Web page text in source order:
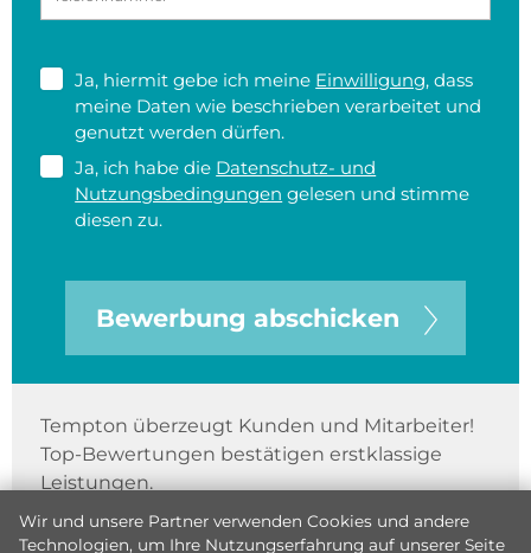
Ja, hiermit gebe ich meine Einwilligung, dass
meine Daten wie beschrieben verarbeitet und
genutzt werden dürfen.
Ja, ich habe die Datenschutz- und
Nutzungsbedingungen gelesen und stimme
diesen zu.
Bewerbung abschicken
Tempton überzeugt Kunden und Mitarbeiter!
Top-Bewertungen bestätigen erstklassige
Leistungen.
Wir und unsere Partner verwenden Cookies und andere
Technologien, um Ihre Nutzungserfahrung auf unserer Seite